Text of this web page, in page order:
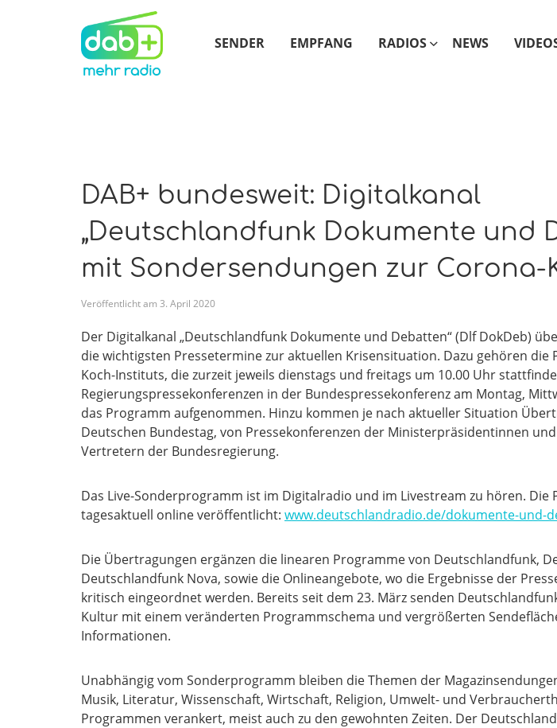
SENDER EMPFANG RADIOS NEWS
DAB+ bundesweit: Digitalkanal
„Deutschlandfunk Dokumente und
mit Sondersendungen zur Corona-
Veröffentlicht am 3. April 2020
Der Digitalkanal „Deutschlandfunk Dokumente und Debatten“ (Dlf DokDeb)
die wichtigsten Pressetermine zur aktuellen Krisensituation. Dazu gehören die
Koch-Instituts, die zurzeit jeweils dienstags und freitags um 10.00 Uhr
Regierungspressekonferenzen in der Bundespressekonferenz am Montag,
das Programm aufgenommen. Hinzu kommen je nach aktueller Situation
Deutschen Bundestag, von Pressekonferenzen der Ministerpräsidentinnen
Vertretern der Bundesregierung.
Das Live-Sonderprogramm ist im Digitalradio und im Livestream zu hören.
tagesaktuell online veröffentlicht: www.deutschlandradio.de/dokumente-und-
Die Übertragungen ergänzen die linearen Programme von Deutschlandfunk,
Deutschlandfunk Nova, sowie die Onlineangebote, wo die Ergebnisse der
kritisch eingeordnet werden. Bereits seit dem 23. März senden
Kultur mit einem veränderten Programmschema und vergrößerten
Informationen.
Unabhängig vom Sonderprogramm bleiben die Themen der
Musik, Literatur, Wissenschaft, Wirtschaft, Religion, Umwelt- und
Programmen verankert, meist auch zu den gewohnten Zeiten. Der